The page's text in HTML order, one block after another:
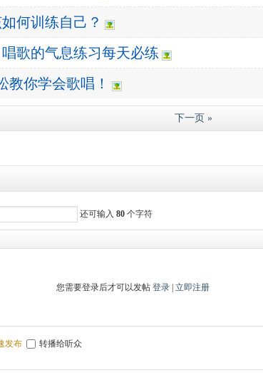
何训练自己？
歌的气息练习每天必练
教你学会歌唱！
下一页 »
还可输入 80 个字符
您需要登录后才可以发帖 登录| 立即注册
发布 转播给听众